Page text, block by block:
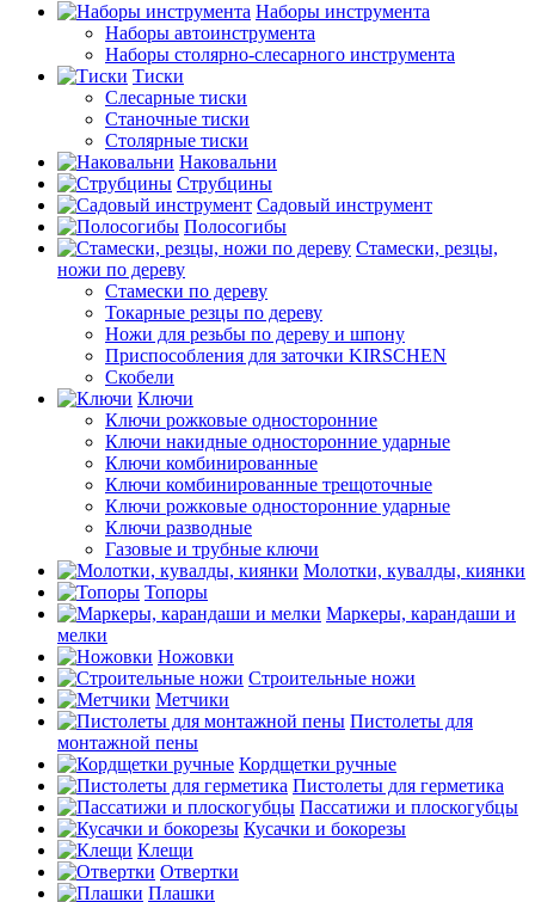
Наборы инструмента
Наборы автоинструмента
Наборы столярно-слесарного инструмента
Тиски
Слесарные тиски
Станочные тиски
Столярные тиски
Наковальни
Струбцины
Садовый инструмент
Полосогибы
Стамески, резцы,
ножи по дереву
Стамески по дереву
Токарные резцы по дереву
Ножи для резьбы по дереву и шпону
Приспособления для заточки KIRSCHEN
Скобели
Ключи
Ключи рожковые односторонние
Ключи накидные односторонние ударные
Ключи комбинированные
Ключи комбинированные трещоточные
Ключи рожковые односторонние ударные
Ключи разводные
Газовые и трубные ключи
Молотки, кувалды, киянки
Топоры
Маркеры, карандаши и
мелки
Ножовки
Строительные ножи
Метчики
Пистолеты для
монтажной пены
Кордщетки ручные
Пистолеты для герметика
Пассатижи и плоскогубцы
Кусачки и бокорезы
Клещи
Отвертки
Плашки